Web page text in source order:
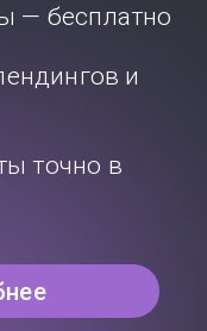
— бесплатно
и
точно в